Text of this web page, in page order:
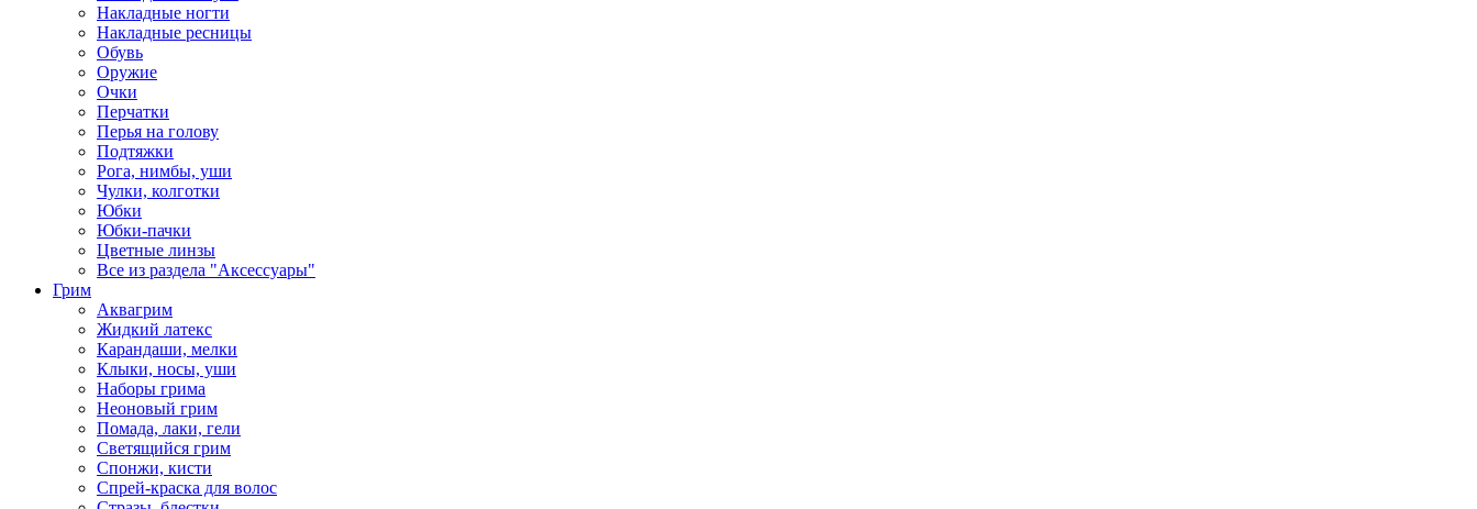
Накладные ногти
Накладные ресницы
Обувь
Оружие
Очки
Перчатки
Перья на голову
Подтяжки
Рога, нимбы, уши
Чулки, колготки
Юбки
Юбки-пачки
Цветные линзы
Все из раздела "Аксессуары"
Грим
Аквагрим
Жидкий латекс
Карандаши, мелки
Клыки, носы, уши
Наборы грима
Неоновый грим
Помада, лаки, гели
Светящийся грим
Спонжи, кисти
Спрей-краска для волос